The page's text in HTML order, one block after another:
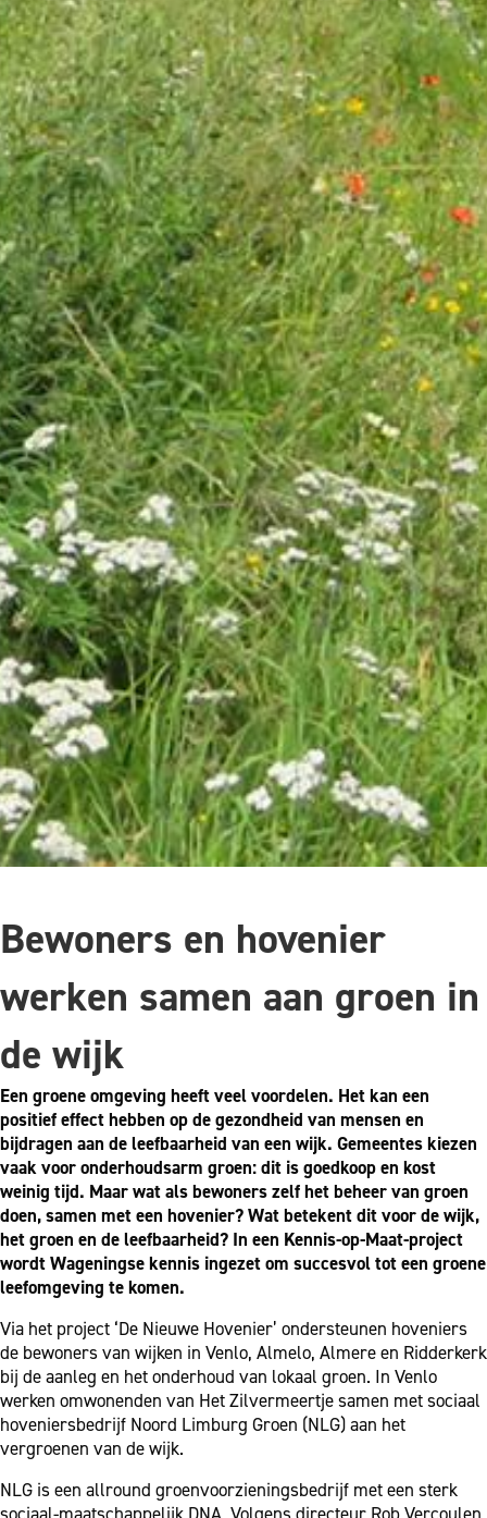
Bewoners en hovenier
werken samen aan groen in
de wijk
Een groene omgeving heeft veel voordelen. Het kan een
positief effect hebben op de gezondheid van mensen en
bijdragen aan de leefbaarheid van een wijk. Gemeentes kiezen
vaak voor onderhoudsarm groen: dit is goedkoop en kost
weinig tijd. Maar wat als bewoners zelf het beheer van groen
doen, samen met een hovenier? Wat betekent dit voor de wijk,
het groen en de leefbaarheid? In een Kennis-op-Maat-project
wordt Wageningse kennis ingezet om succesvol tot een groene
leefomgeving te komen.
Via het project ‘De Nieuwe Hovenier’ ondersteunen hoveniers
de bewoners van wijken in Venlo, Almelo, Almere en Ridderkerk
bij de aanleg en het onderhoud van lokaal groen. In Venlo
werken omwonenden van Het Zilvermeertje samen met sociaal
hoveniersbedrijf Noord Limburg Groen (NLG) aan het
vergroenen van de wijk.
NLG is een allround groenvoorzieningsbedrijf met een sterk